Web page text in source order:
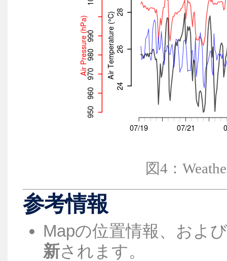
図4：
参考情報
Mapの位置情報、およ
新されます。